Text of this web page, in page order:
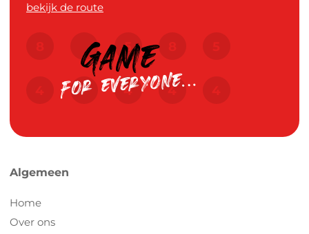
bekijk de route
Algemeen
Home
Over ons